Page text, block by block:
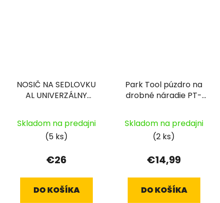
NOSIČ NA SEDLOVKU
AL UNIVERZÁLNY
Skladom na predajni
(5 ks)
€26
DO KOŠÍKA
Park Tool púzdro na
drobné náradie PT-
Skladom na predajni
(2 ks)
€14,99
DO KOŠÍKA